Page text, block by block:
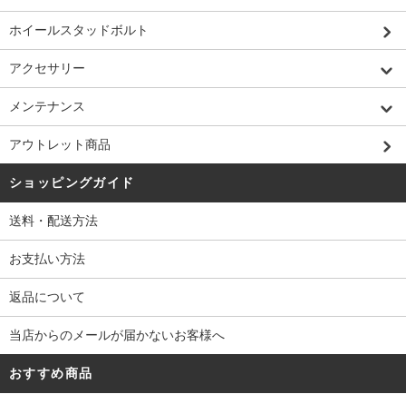
ホイールスタッドボルト
アクセサリー
メンテナンス
アウトレット商品
ショッピングガイド
送料・配送方法
お支払い方法
返品について
当店からのメールが届かないお客様へ
おすすめ商品